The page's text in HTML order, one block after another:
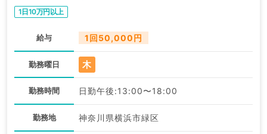
1日10万円以上
給与 1回50,000円
勤務曜日 木
勤務時間 日勤午後:13:00〜18:00
勤務地 神奈川県横浜市緑区